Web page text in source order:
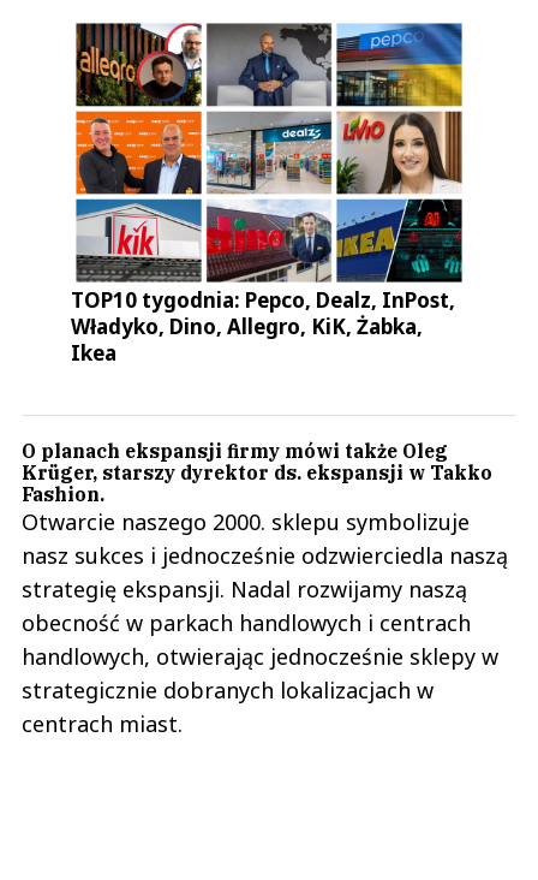
TOP10 tygodnia: Pepco, Dealz, InPost,
Władyko, Dino, Allegro, KiK, Żabka,
Ikea
O planach ekspansji firmy mówi także Oleg
Krüger, starszy dyrektor ds. ekspansji w Takko
Fashion.
Otwarcie naszego 2000. sklepu symbolizuje
nasz sukces i jednocześnie odzwierciedla naszą
strategię ekspansji. Nadal rozwijamy naszą
obecność w parkach handlowych i centrach
handlowych, otwierając jednocześnie sklepy w
strategicznie dobranych lokalizacjach w
centrach miast.